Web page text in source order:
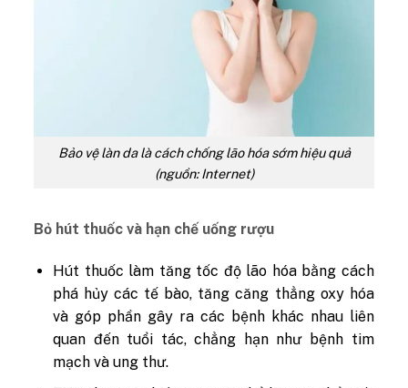
Bảo vệ làn da là cách chống lão hóa sớm hiệu quả
(nguồn: Internet)
Bỏ hút thuốc và hạn chế uống rượu
Hút thuốc làm tăng tốc độ lão hóa bằng cách
phá hủy các tế bào, tăng căng thẳng oxy hóa
và góp phần gây ra các bệnh khác nhau liên
quan đến tuổi tác, chẳng hạn như bệnh tim
mạch và ung thư.